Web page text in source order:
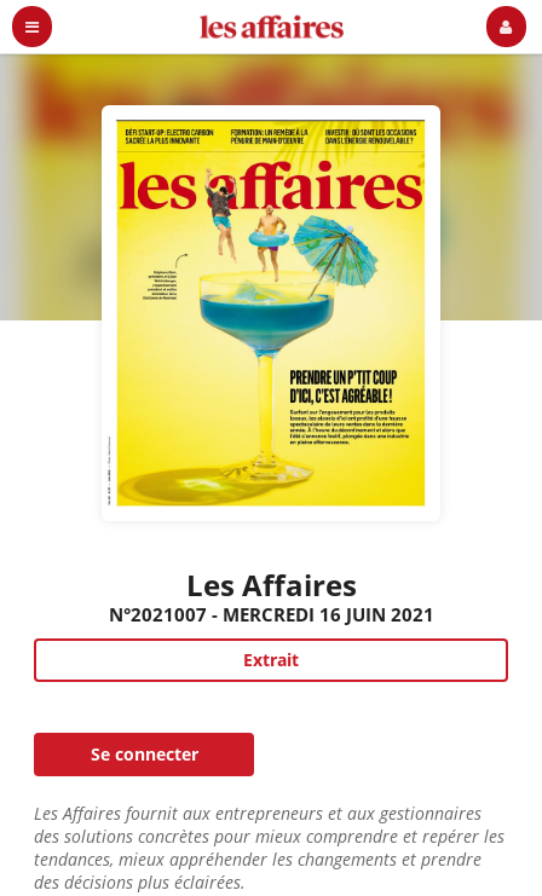
Les Affaires
N°2021007 - MERCREDI 16 JUIN 2021
Extrait
Se connecter
Les Affaires fournit aux entrepreneurs et aux gestionnaires
des solutions concrètes pour mieux comprendre et repérer les
tendances, mieux appréhender les changements et prendre
des décisions plus éclairées.